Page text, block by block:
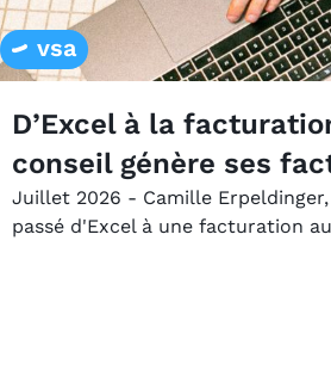
vsa
D’Excel à la
conseil génère ses
Juillet 2026 - Camille
passé d'Excel à une facturation